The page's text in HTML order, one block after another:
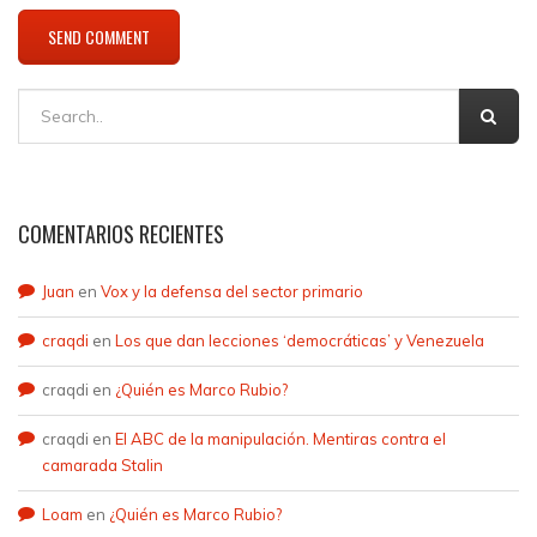
COMENTARIOS RECIENTES
Juan en Vox y la defensa del sector primario
craqdi en Los que dan lecciones ‘democráticas’ y Venezuela
craqdi en ¿Quién es Marco Rubio?
craqdi en El ABC de la manipulación. Mentiras contra el
camarada Stalin
Loam en ¿Quién es Marco Rubio?